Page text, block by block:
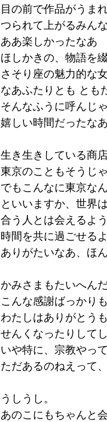
目の前で作品がうま
つられて上がるみん
ああ楽しかったなあ
ほしかきの、物語を
さそり座の魅力的な
なあふたりとも とも
そんなふうに呼んじ
嬉しい時間だったなあ
生き生きしている商
東京のこともそうじ
でもこんなに東京な
といいますか、世界
合う人とは会えるよ
時間を共に過ごせる
ありがたいなあ、ほん
かみさまもたいへん
こんな感謝ばっかり
わたしはありがとう
せんくなったりして
いや特に、宗教やっ
ただあるのねえって
うしうし。
あのこにもちゃんと